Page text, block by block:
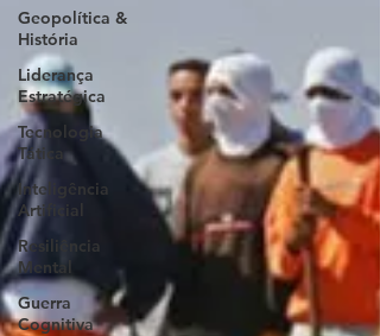
Geopolítica &
História
Liderança
Estratégica
Tecnologia
Tática
Inteligência
Artificial
Resiliência
Mental
Guerra
Cognitiva